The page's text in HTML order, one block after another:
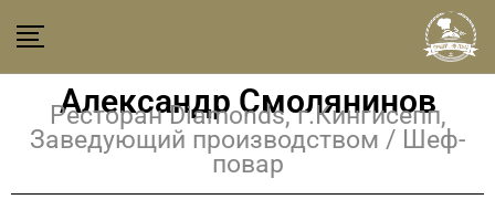
Александр Смолянинов
Ресторан Diamonds, г.Кингисепп,
Заведующий производством / Шеф-
повар